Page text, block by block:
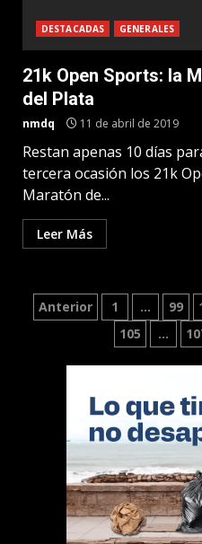
DESTACADAS GENERALES
21k Open Sports: la
del Plata
nmdq 11 de abril de 2019
Restan apenas 10 días
tercera ocasión los 21k
Maratón de...
Leer Más
Paginación
Anterior 1 … 99
105
…